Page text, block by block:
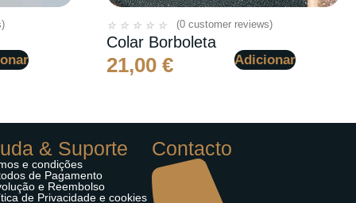
☆ ☆ ☆ ☆ ☆ (0customer reviews)
Colar Borboleta
21,00 € Adicionar
& Suporte
e condições
de Pagamento
e Reembolso
de Privacidade e cookies
Contacto